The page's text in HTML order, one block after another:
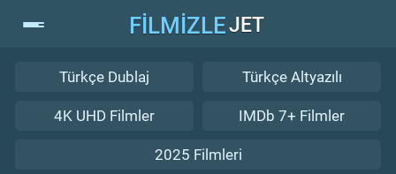
FİLMİZLEJET
Türkçe Dublaj Türkçe Altyazılı
4K UHD Filmler IMDb 7+ Filmler
2025 Filmleri